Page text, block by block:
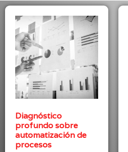
Diagnóstico
profundo sobre
automatización de
procesos